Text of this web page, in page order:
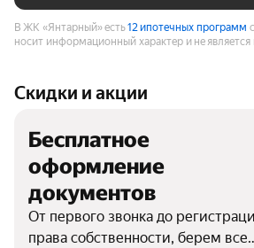
В ЖК «Янтарный» есть12 ипотечных программ
носит информационный характер и не
Скидки и акции
Бесплатное
оформление
документов
От первого звонка до
права собственности, берем все